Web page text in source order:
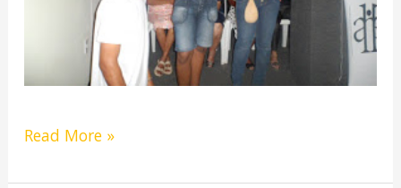
Read More »